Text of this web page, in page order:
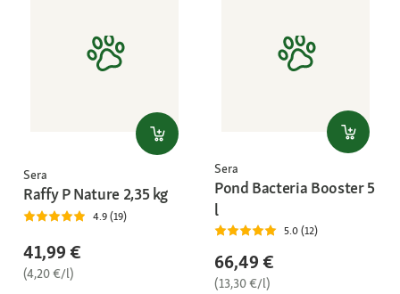
Sera
Raffy P Nature 2,35 kg
4.9 (19)
41,99 €
(4,20 €/l)
Sera
Pond Bacteria Booster 5
l
5.0 (12)
66,49 €
(13,30 €/l)